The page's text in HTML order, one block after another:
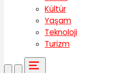
Kültür
Yaşam
Teknoloji
Turizm